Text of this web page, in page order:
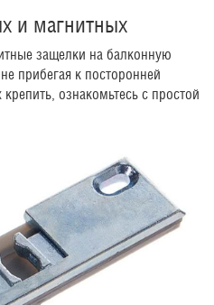
и магнитных
защелки на балконную
прибегая к посторонней
ознакомьтесь с простой